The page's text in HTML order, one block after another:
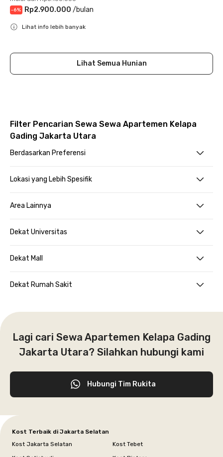
-6% Rp2.900.000 /bulan
Lihat info lebih banyak
Lihat Semua Hunian
Filter Pencarian Sewa Sewa Apartemen Kelapa
Gading Jakarta Utara
Berdasarkan Preferensi
Lokasi yang Lebih Spesifik
Area Lainnya
Dekat Universitas
Dekat Mall
Dekat Rumah Sakit
Lagi cari Sewa Apartemen Kelapa Gading
Jakarta Utara? Silahkan hubungi kami
Hubungi Tim Rukita
Kost Terbaik di Jakarta Selatan
Kost Jakarta Selatan
Kost Tebet